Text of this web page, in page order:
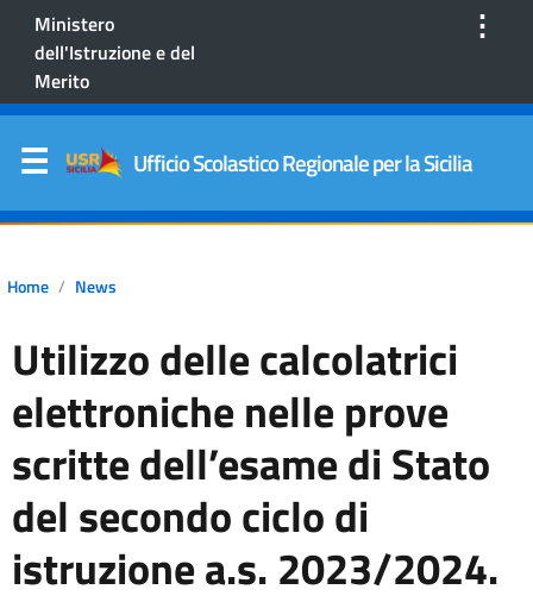
Ministero
dell'Istruzione e del
Merito
⋮
Ufficio Scolastico Regionale per la Sicilia
Home News
Utilizzo delle calcolatrici
elettroniche nelle prove
scritte dell’esame di Stato
del secondo ciclo di
istruzione a.s. 2023/2024.